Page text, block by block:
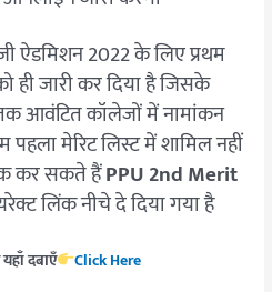
ऐडमिशन 2022 के लिए प्रथम
ही जारी कर दिया है जिसके
आवंटित कॉलेजों में नामांकन
मेरिट लिस्ट में शामिल नहीं
कर सकते हैंPPU 2nd Merit
लिंक नीचे दे दिया गया है
दबाएँ Click Here